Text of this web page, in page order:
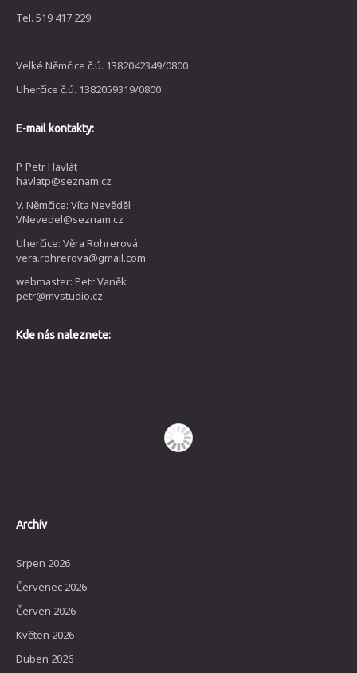
Tel. 519 417 229
Velké Němčice č.ú. 1382042349/0800
Uherčice č.ú. 1382059319/0800
E-mail kontakty:
P. Petr Havlát
havlatp@seznam.cz
V. Němčice: Víťa Nevěděl
VNevedel@seznam.cz
Uherčice: Věra Rohrerová
vera.rohrerova@gmail.com
webmaster: Petr Vaněk
petr@mvstudio.cz
Kde nás naleznete:
Archív
Srpen 2026
Červenec 2026
Červen 2026
Květen 2026
Duben 2026